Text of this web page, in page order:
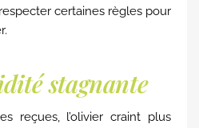
certaines règles pour
stagnante
reçues, l’olivier craint plus